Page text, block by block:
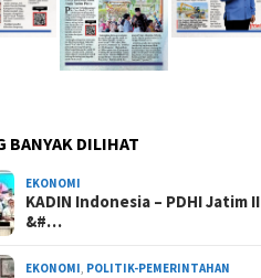
BANYAK DILIHAT
EKONOMI
KADIN Indonesia – PDHI Jatim II
&#…
EKONOMI, POLITIK-PEMERINTAHAN